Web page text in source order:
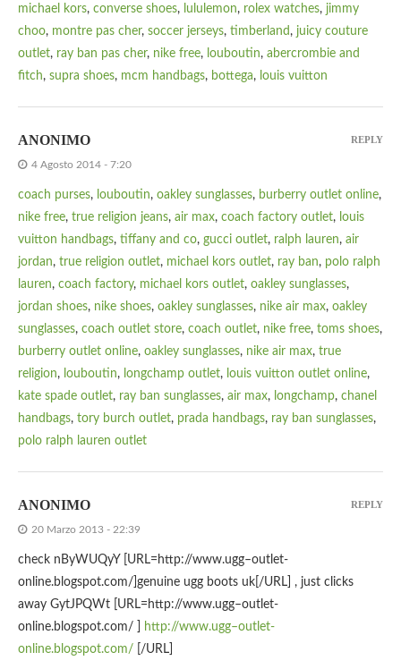
michael kors, converse shoes, lululemon, rolex watches, jimmy
choo, montre pas cher, soccer jerseys, timberland , juicy couture
outlet, ray ban pas cher, nike free, louboutin, abercrombie and
fitch, supra shoes, mcm handbags, bottega, louis vuitton
ANONIMO
4 Agosto 2014 - 7:20
coach purses, louboutin, oakley sunglasses, burberry outlet online,
nike free, true religion jeans, air max, coach factory outlet, louis
vuitton handbags, tiffany and co, gucci outlet, ralph lauren, air
jordan, true religion outlet, michael kors outlet, ray ban, polo ralph
lauren, coach factory, michael kors outlet, oakley sunglasses,
jordan shoes, nike shoes, oakley sunglasses, nike air max, oakley
sunglasses, coach outlet store, coach outlet, nike free, toms shoes,
burberry outlet online, oakley sunglasses, nike air max, true
religion, louboutin, longchamp outlet, louis vuitton outlet online,
kate spade outlet, ray ban sunglasses, air max, longchamp, chanel
handbags, tory burch outlet, prada handbags, ray ban sunglasses,
polo ralph lauren outlet
REPLY
ANONIMO
20 Marzo 2013 - 22:39
check nByWUQyY [URL=http://www.ugg–outlet-
online.blogspot.com/]genuine ugg boots uk[/URL] , just clicks
away GytJPQWt [URL=http://www.ugg–outlet-
online.blogspot.com/ ]
http://www.ugg–outlet-
online.blogspot.com/ [/URL]
REPLY